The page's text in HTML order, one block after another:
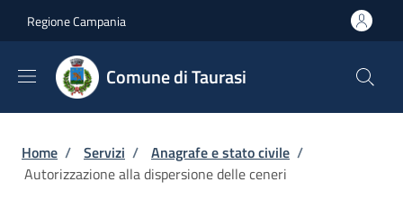
Regione Campania
Comune di Taurasi
Briciole di pane
Home / Servizi / Anagrafe e stato civile /
Autorizzazione alla dispersione delle ceneri